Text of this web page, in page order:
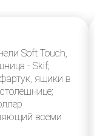
Soft Touch,
- Skif;
ящики в
всеми